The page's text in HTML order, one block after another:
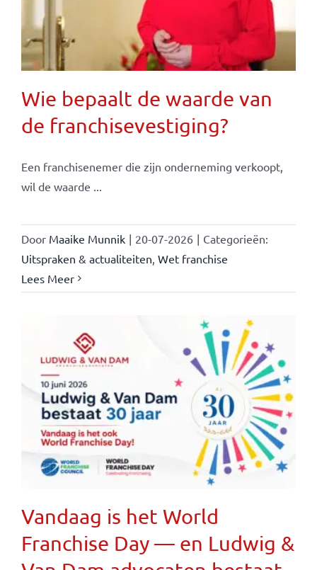
Wie bepaalt de waarde van
de franchisevestiging?
Een franchisenemer die zijn onderneming verkoopt,
wil de waarde ...
Door Maaike Munnik | 20-07-2026 | Categorieën:
Uitspraken & actualiteiten, Wet franchise
Lees Meer
Vandaag is het World
Franchise Day — en Ludwig &